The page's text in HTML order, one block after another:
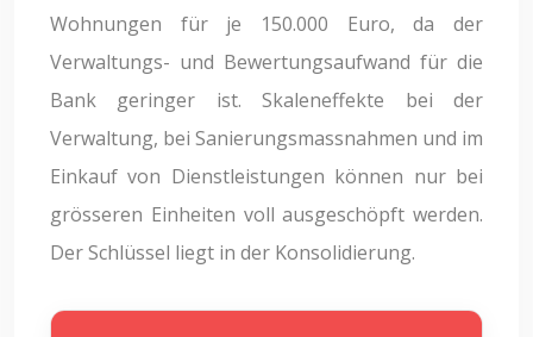
Wohnungen für je 150.000 Euro, da der
Verwaltungs- und Bewertungsaufwand für die
Bank geringer ist. Skaleneffekte bei der
Verwaltung, bei Sanierungsmassnahmen und im
Einkauf von Dienstleistungen können nur bei
grösseren Einheiten voll ausgeschöpft werden.
Der Schlüssel liegt in der Konsolidierung.